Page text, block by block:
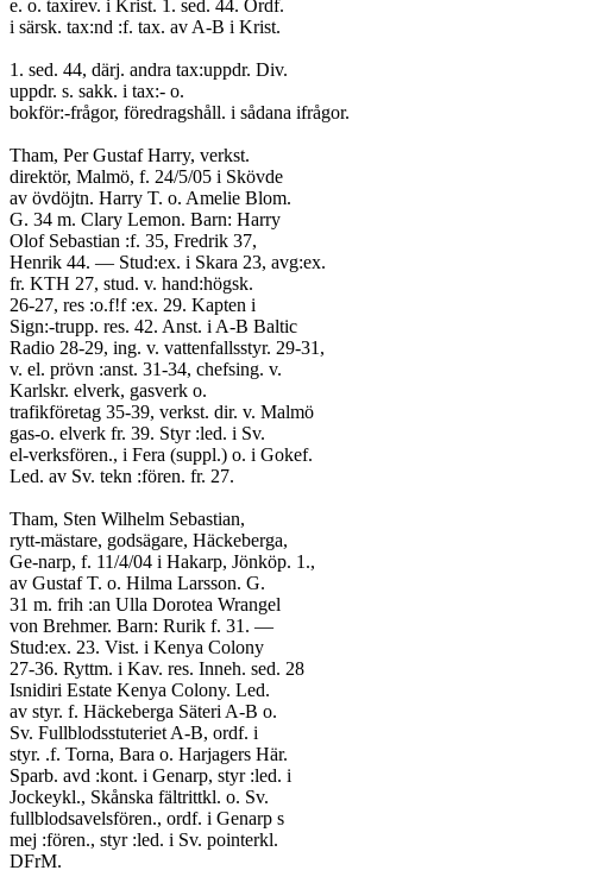
e. o. taxirev. i Krist. 1. sed. 44. Ordf.
i särsk. tax:nd :f. tax. av A-B i Krist.
1. sed. 44, därj. andra tax:uppdr. Div.
uppdr. s. sakk. i tax:- o.
bokför:-frågor, föredragshåll. i sådana ifrågor.
Tham, Per Gustaf Harry, verkst.
direktör, Malmö, f. 24/5/05 i Skövde
av övdöjtn. Harry T. o. Amelie Blom.
G. 34 m. Clary Lemon. Barn: Harry
Olof Sebastian :f. 35, Fredrik 37,
Henrik 44. — Stud:ex. i Skara 23, avg:ex.
fr. KTH 27, stud. v. hand:högsk.
26-27, res :o.f!f :ex. 29. Kapten i
Sign:-trupp. res. 42. Anst. i A-B Baltic
Radio 28-29, ing. v. vattenfallsstyr. 29-31,
v. el. prövn :anst. 31-34, chefsing. v.
Karlskr. elverk, gasverk o.
trafikföretag 35-39, verkst. dir. v. Malmö
gas-o. elverk fr. 39. Styr :led. i Sv.
el-verksfören., i Fera (suppl.) o. i Gokef.
Led. av Sv. tekn :fören. fr. 27.
Tham, Sten Wilhelm Sebastian,
rytt-mästare, godsägare, Häckeberga,
Ge-narp, f. 11/4/04 i Hakarp, Jönköp. 1.,
av Gustaf T. o. Hilma Larsson. G.
31 m. frih :an Ulla Dorotea Wrangel
von Brehmer. Barn: Rurik f. 31. —
Stud:ex. 23. Vist. i Kenya Colony
27-36. Ryttm. i Kav. res. Inneh. sed. 28
Isnidiri Estate Kenya Colony. Led.
av styr. f. Häckeberga Säteri A-B o.
Sv. Fullblodsstuteriet A-B, ordf. i
styr. .f. Torna, Bara o. Harjagers Här.
Sparb. avd :kont. i Genarp, styr :led. i
Jockeykl., Skånska fältrittkl. o. Sv.
fullblodsavelsfören., ordf. i Genarp s
mej :fören., styr :led. i Sv. pointerkl.
DFrM.